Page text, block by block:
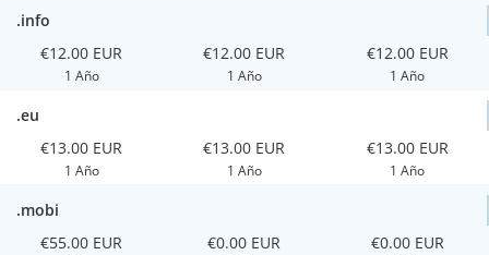
.info
€12.00 EUR
1 Año
€12.00 EUR
1 Año
€12.00 EUR
1 Año
.eu
€13.00 EUR
1 Año
€13.00 EUR
1 Año
€13.00 EUR
1 Año
.mobi
€55.00 EUR
€0.00 EUR €0.00 EUR